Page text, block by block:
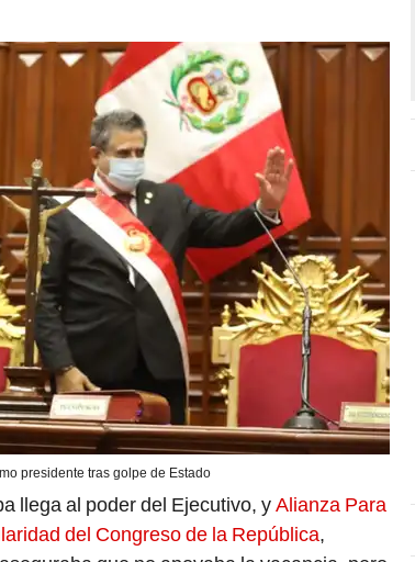
presidente tras golpe de Estado
llega al poder del Ejecutivo, yAlianza Para
del Congreso de la República,